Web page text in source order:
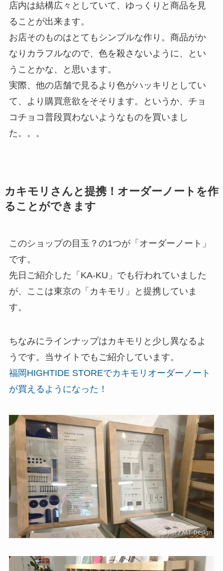
店内は結構広々としていて、ゆっくりと商品を見
ることが出来ます。
お店そのものはとてもシンプルな作り。商品がか
なりカラフルなので、色を殺さないように、とい
うことかな、と思います。
実際、他の店舗で見るより色がハッキリとしてい
て、より購買意欲をそそります。というか、チョ
コチョコ普段買わないようなものを買いまし
た。。。
カキモリさんと提携！オーダーノートを作
ることができます
このショップの目玉？の1つが「オーダーノート」
です。
先日ご紹介した「KA-KU」でも行われていました
が、ここは東京の「カキモリ」と提携していま
す。
ちなみにラインナップはカキモリと少し異なるよ
うです。当サイトでもご紹介しています。
福岡HIGHTIDE STOREでカキモリオーダーノート
が買えるようになった！